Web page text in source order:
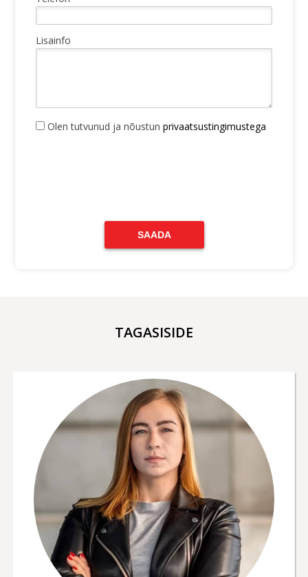
Lisainfo
Olen tutvunud ja nõustunprivaatsustingimustega
TAGASISIDE